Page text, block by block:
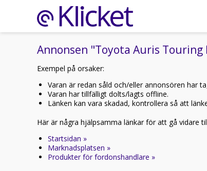
Annonsen "Toyota Auris
Exempel på orsaker:
Varan är redan såld och/eller annonsören har
Varan har tillfälligt dolts/lagts offline.
Länken kan vara skadad, kontrollera så att
Här är några hjälpsamma länkar för att gå vidare
Startsidan »
Marknadsplatsen »
Produkter för fordonshandlare »